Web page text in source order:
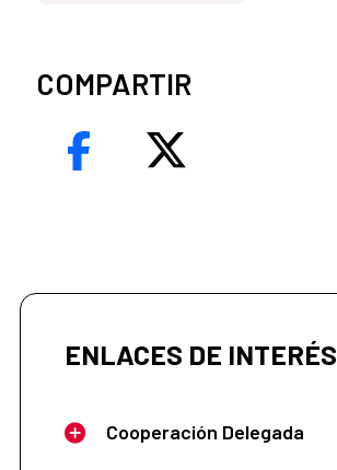
COMPARTIR
ENLACES DE INTERÉS
Cooperación Delegada